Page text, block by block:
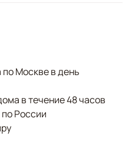
Москве в день
в течение 48 часов
России